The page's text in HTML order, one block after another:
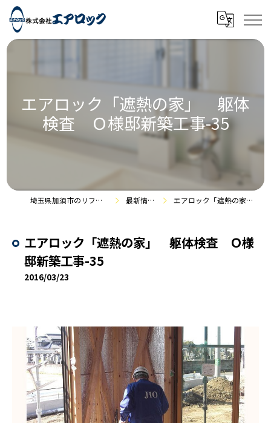
エアロック「遮熱の家」 躯体
検査 Ｏ様邸新築工事-35
埼玉県加須市のリフォームなら株式会社エアロック 最新情報・施工事例 エアロック「遮熱の家」 躯体検査 Ｏ様邸新築工事-35
エアロック「遮熱の家」 躯体検査 Ｏ様
邸新築工事-35
2016/03/23